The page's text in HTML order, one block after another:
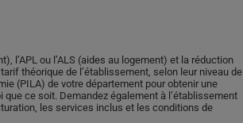
l’APL ou l’ALS (aides au logement) et la réduction
théorique de l’établissement, selon leur niveau de
(PILA) de votre département pour obtenir une
ce soit. Demandez également à l’établissement
les services inclus et les conditions de